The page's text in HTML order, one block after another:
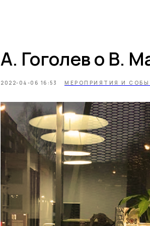
А. Гоголев о В.
2022-04-06 16:53 МЕРОПРИЯТИЯ И